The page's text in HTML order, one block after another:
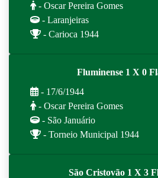
- Oscar Pereira Gomes
- Laranjeiras
- Carioca 1944
Fluminense 1 X 0
- 17/6/1944
- Oscar Pereira Gomes
- São Januário
- Torneio Municipal 1944
São Cristovão 1 X 3